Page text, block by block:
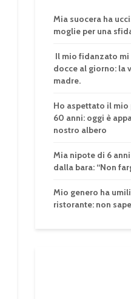
Mia suocera ha
moglie per una
Il mio fidanzato
docce al giorno: la
madre.
Ho aspettato il mio
60 anni: oggi è
nostro albero
Mia nipote di 6
dalla bara: “Non
Mio genero ha
ristorante: non